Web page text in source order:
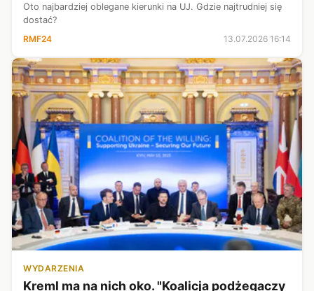
Oto najbardziej oblegane kierunki na UJ. Gdzie najtrudniej się
dostać?
RMF24
13.07.2026 16:14
WYDARZENIA
Kreml ma na nich oko. "Koalicja podżegaczy